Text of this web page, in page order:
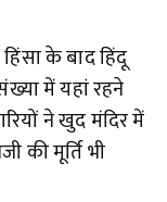
के बाद हिंदू
में यहां रहने
ने खुद मंदिर में
की मूर्ति भी